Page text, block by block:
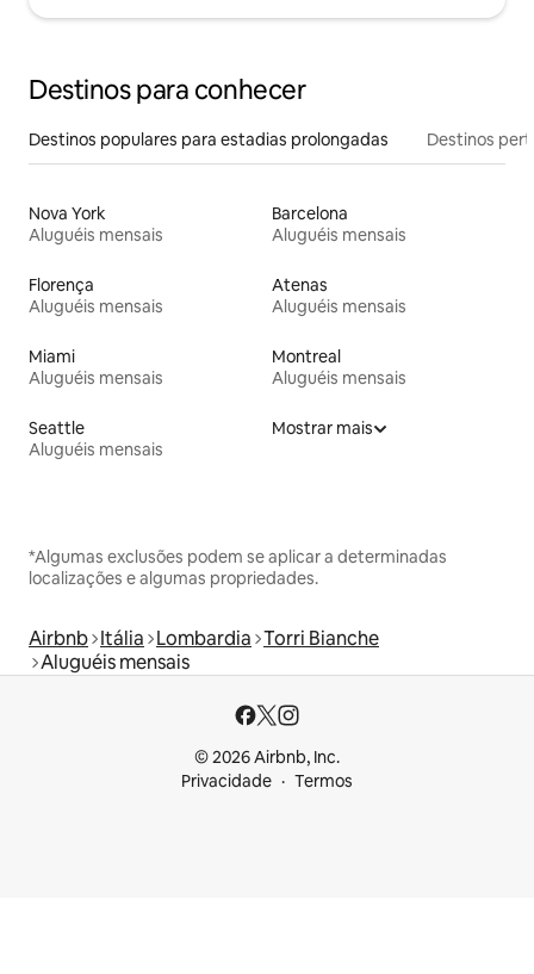
Destinos para conhecer
Destinos populares para estadias prolongadas Destinos
Nova York
Aluguéis mensais
Barcelona
Aluguéis mensais
Florença
Aluguéis mensais
Atenas
Aluguéis mensais
Miami
Aluguéis mensais
Montreal
Aluguéis mensais
Seattle
Aluguéis mensais
Mostrar mais
*Algumas exclusões podem se aplicar a determinadas
localizações e algumas propriedades.
Airbnb Itália Lombardia Torri Bianche
Aluguéis mensais
© 2026 Airbnb, Inc.
Privacidade
Termos